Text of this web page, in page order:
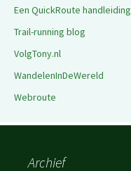
Een QuickRoute handleiding
Trail-running blog
VolgTony.nl
WandelenInDeWereld
Webroute
Archief